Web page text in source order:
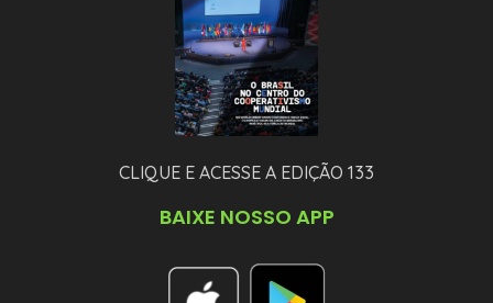
CLIQUE E ACESSE A EDIÇÃO 133
BAIXE NOSSO APP